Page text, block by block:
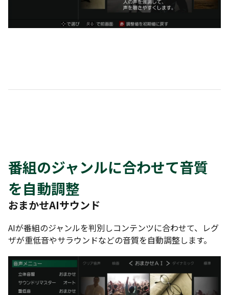
番組のジャンルに合わせて音質
を自動調整
おまかせAIサウンド
AIが番組のジャンルを判別しコンテンツに合わせて、レグ
ザが重低音やサラウンドなどの音質を自動調整します。